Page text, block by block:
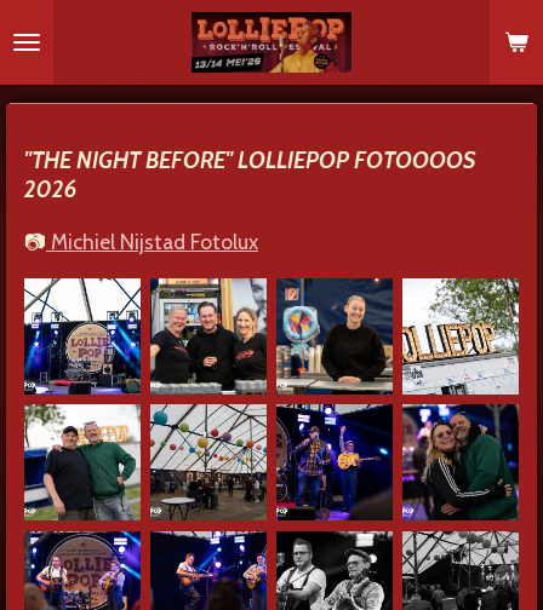
naar
hoofdinhoud
"THE NIGHT BEFORE" LOLLIEPOP FOTOOOOS
2026
📷 Michiel Nijstad Fotolux